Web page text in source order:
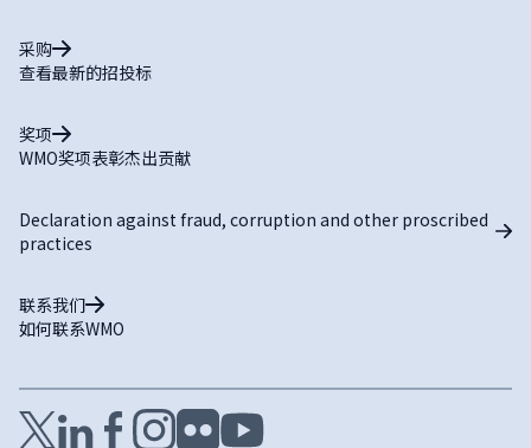
采购
查看最新的招投标
奖项
WMO奖项表彰杰出贡献
Declaration against fraud, corruption and other proscribed
practices
联系我们
如何联系WMO